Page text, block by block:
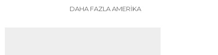
DAHA FAZLA AMERIKA